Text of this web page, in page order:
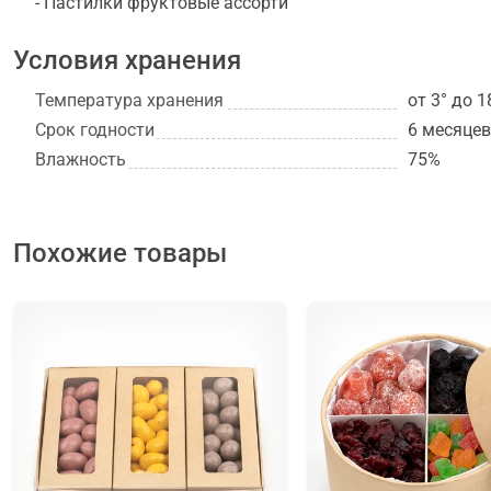
Условия хранения
Температура хранения
от 3° до
Срок годности
6 месяцев
Влажность
75%
Похожие товары